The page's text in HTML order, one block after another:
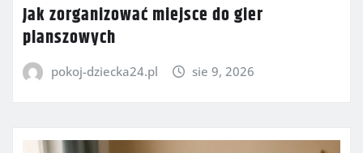
Jak zorganizować miejsce do gier
planszowych
pokoj-dziecka24.pl sie 9, 2026